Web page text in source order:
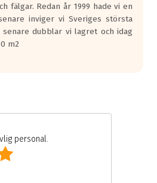
fälgar. Redan år 1999 hade vi en
inviger vi Sveriges största
dubblar vi lagret och idag
m2
personal.